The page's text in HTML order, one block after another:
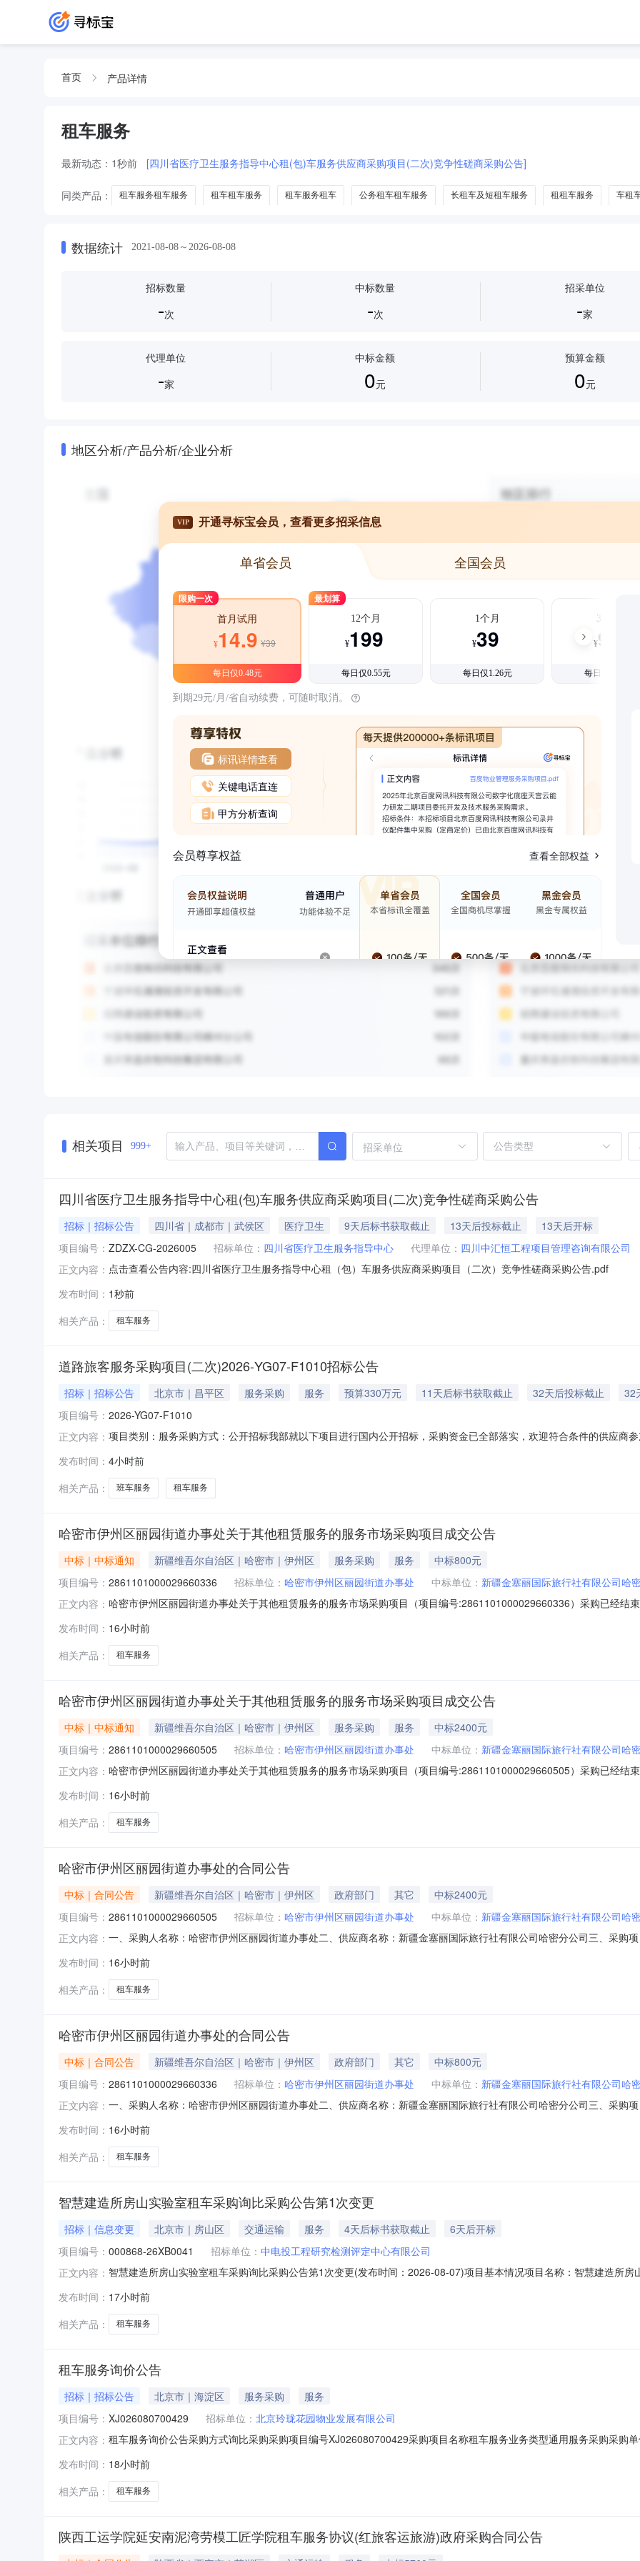
首页 产品详情
租车服务
最新动态： 1秒前 [四川省医疗卫生服务指导中心租(包)车服务供应商采购项目(二次)竞争性磋商采购公告]
同类产品： 租车服务租车服务 租车租车服务 租车服务租车 公务租车租车服务 长租车及短租车服务 租租车服务 车租
数据统计 2021-08-08～2026-08-08
招标数量
-次
中标数量
-次
招采单位
-家
代理单位
-家
中标金额
0元
预算金额
0元
地区分析/产品分析/企业分析
VIP 开通寻标宝会员，查看更多招采信息
单省会员 全国会员
限购一次
首月试用
¥14.9 ¥39
每日仅0.48元
最划算
12个月
¥199
每日仅0.55元
1个月
¥39
每日仅1.26元
3个月
¥99
每日仅1.08元
到期29元/月/省自动续费，可随时取消。
标讯详情查看
关键电话直连
甲方分析查询
会员尊享权益 查看全部权益
相关项目 999+ 招采单位
四川省医疗卫生服务指导中心租(包)车服务供应商采购项目(二次)竞争性磋商采购公告
招标｜招标公告 四川省｜成都市｜武侯区 医疗卫生 9天后标书获取截止 13天后投标截止
13天后开标
项目编号： ZDZX-CG-2026005 招标单位： 四川省医疗卫生服务指导中心 代理单位： 四川中汇恒工程项目管理咨询有限公司
正文内容： 点击查看公告内容:四川省医疗卫生服务指导中心租（包）车服务供应商采购项目（二次）竞争性磋商采购公告.pdf
发布时间： 1秒前
相关产品：
租车服务
道路旅客服务采购项目(二次)2026-YG07-F1010招标公告
招标｜招标公告 北京市｜昌平区 服务采购 服务 预算330万元 11天后标书获取截止 32天后投标截止
32
项目编号： 2026-YG07-F1010
正文内容： 项目类别：服务采购方式：公开招标我部就以下项目进行国内公开招标，采购资金已全部落实，欢迎符合条件的供应商
术要求年800,000.003详见商务要求详见商务要求班车服务1-2租车服务详见采购文件第六章采购项目商务和技术要求年
发布时间： 4小时前
相关产品：
班车服务 租车服务
哈密市伊州区丽园街道办事处关于其他租赁服务的服务市场采购项目成交公告
中标｜中标通知 新疆维吾尔自治区｜哈密市｜伊州区 服务采购 服务
中标800元
项目编号： 2861101000029660336 招标单位： 哈密市伊州区丽园街道办事处 中标单位： 新疆金塞丽国际旅行社有限公司哈
正文内容： 哈密市伊州区丽园街道办事处关于其他租赁服务的服务市场采购项目（项目编号:2861101000029660336）采购已经结
额（元）:项目所在行政区划编码:650502项目所在行政区划名称:新疆维吾尔自治区哈密市伊州区报价起止时间:-二、采
发布时间： 16小时前
相关产品：
租车服务
哈密市伊州区丽园街道办事处关于其他租赁服务的服务市场采购项目成交公告
中标｜中标通知 新疆维吾尔自治区｜哈密市｜伊州区 服务采购 服务
中标2400元
项目编号： 2861101000029660505 招标单位： 哈密市伊州区丽园街道办事处 中标单位： 新疆金塞丽国际旅行社有限公司哈
正文内容： 哈密市伊州区丽园街道办事处关于其他租赁服务的服务市场采购项目（项目编号:2861101000029660505）采购已经结
额（元）:项目所在行政区划编码:650502项目所在行政区划名称:新疆维吾尔自治区哈密市伊州区报价起止时间:-二、采
发布时间： 16小时前
相关产品：
租车服务
哈密市伊州区丽园街道办事处的合同公告
中标｜合同公告 新疆维吾尔自治区｜哈密市｜伊州区 政府部门 其它
中标2400元
项目编号： 2861101000029660505 招标单位： 哈密市伊州区丽园街道办事处 中标单位： 新疆金塞丽国际旅行社有限公司哈
正文内容： 一、采购人名称：哈密市伊州区丽园街道办事处二、供应商名称：新疆金塞丽国际旅行社有限公司哈密分公司三、采购
3.008002400服务要求或标的基本概况：七、其它事项：详见附件中的合同文件八、联系方式1、采购人名称：哈密市
发布时间： 16小时前
相关产品：
租车服务
哈密市伊州区丽园街道办事处的合同公告
中标｜合同公告 新疆维吾尔自治区｜哈密市｜伊州区 政府部门 其它
中标800元
项目编号： 2861101000029660336 招标单位： 哈密市伊州区丽园街道办事处 中标单位： 新疆金塞丽国际旅行社有限公司哈
正文内容： 一、采购人名称：哈密市伊州区丽园街道办事处二、供应商名称：新疆金塞丽国际旅行社有限公司哈密分公司三、采购
1.00800800服务要求或标的基本概况：七、其它事项：详见附件中的合同文件八、联系方式1、采购人名称：哈密市伊
发布时间： 16小时前
相关产品：
租车服务
智慧建造所房山实验室租车采购询比采购公告第1次变更
招标｜信息变更 北京市｜房山区 交通运输 服务 4天后标书获取截止
6天后开标
项目编号： 000868-26XB0041 招标单位： 中电投工程研究检测评定中心有限公司
正文内容： 智慧建造所房山实验室租车采购询比采购公告第1次变更(发布时间：2026-08-07)项目基本情况项目名称：智慧建造所
有限公司代理机构：项目概况：项目概况：因房山实验室取样工作性质，需采购租车公司提供租车服务；服务内容：共
单）；实施时间：合
发布时间： 17小时前
相关产品：
租车服务
租车服务询价公告
招标｜招标公告 北京市｜海淀区 服务采购
服务
项目编号： XJ026080700429 招标单位： 北京玲珑花园物业发展有限公司
正文内容： 租车服务询价公告采购方式询比采购采购项目编号XJ026080700429采购项目名称租车服务业务类型通用服务采购采购
发布时间： 18小时前
相关产品：
租车服务
陕西工运学院延安南泥湾劳模工匠学院租车服务协议(红旅客运旅游)政府采购合同公告